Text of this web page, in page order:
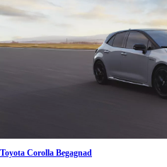
Toyota Corolla Begagnad